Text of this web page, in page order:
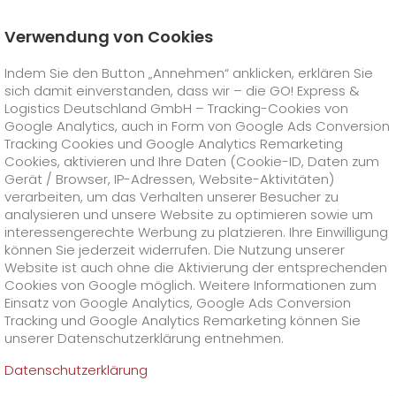
GO! Courier
GO! City
GO!Direct
GO!Same Day
GO! Touren
GO!On-Board-Courier
GO!Air Charter
GO! Express
GO!Overnight
Preise
Treibstoffzuschlag Overnight
>
GO!Worldwide +
Treibstoffzuschlag Worldwide
>
GO! Solutions
Branchenlösungen +
GO! Healthcare
GO!Hightech
GO!Media & Trade
Besondere Versandinhalte +
GO!Tierversand
GO!Gefahrgut
Besondere Versandanforderungen
GO!Freight-Service
GO! Value Added Services
Online Services +
GO! Kundenportal
Kundenportal Registrierung
IT Anbindungen
Unternehmen
Leiter IT-Service-und Betriebsmanagement (m/w/d)
Verwendung von Cookies
Indem Sie den Button „Annehmen“ anklicken, erklären Sie
sich damit einverstanden, dass wir – die GO! Express &
Logistics Deutschland GmbH – Tracking-Cookies von
Google Analytics, auch in Form von Google Ads Conversion
Tracking Cookies und Google Analytics Remarketing
Cookies, aktivieren und Ihre Daten (Cookie-ID, Daten zum
Gerät / Browser, IP-Adressen, Website-Aktivitäten)
verarbeiten, um das Verhalten unserer Besucher zu
analysieren und unsere Website zu optimieren sowie um
interessengerechte Werbung zu platzieren. Ihre Einwilligung
können Sie jederzeit widerrufen. Die Nutzung unserer
Website ist auch ohne die Aktivierung der entsprechenden
Cookies von Google möglich. Weitere Informationen zum
Einsatz von Google Analytics, Google Ads Conversion
Tracking und Google Analytics Remarketing können Sie
unserer Datenschutzerklärung entnehmen.
Datenschutzerklärung